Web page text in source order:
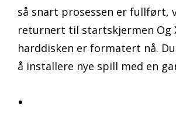
så snart prosessen er fullført,
returnert til startskjermen Og
harddisken er formatert nå.
å installere nye spill med en